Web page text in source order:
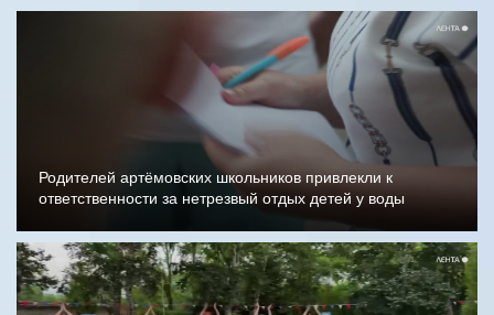
Родителей артёмовских школьников привлекли к
ответственности за нетрезвый отдых детей у воды